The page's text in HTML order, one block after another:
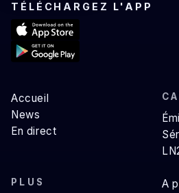
TÉLÉCHARGEZ L'APP
Accueil
News
En direct
PLUS
A